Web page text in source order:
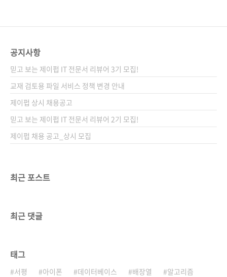
작하면서 직장인이라면 한 번쯤은 들어 봤을 용
고 있는데요. 아래 표만 보아도 정말 다양한 기업
이 RPA를 업무에 활용하고 있다는 사실을 알 수
있습니다. 삼성화재90개 업무에 RPA를 도입해
연간 11만 시간 절감KB국민은행240개 업무에
RPA 적용해 업무자동화 구현..
공지사항
믿고 보는 제이펍 IT 전문서 리뷰어 3기 모집!
교재 검토용 파일 서비스 정책 변경 안내
제이펍 상시 채용공고
믿고 보는 제이펍 IT 전문서 리뷰어 2기 모집!
제이펍 채용 공고_상시 모집
최근 포스트
최근 댓글
태그
서평 아이폰 데이터베이스 배장열
알고리즘